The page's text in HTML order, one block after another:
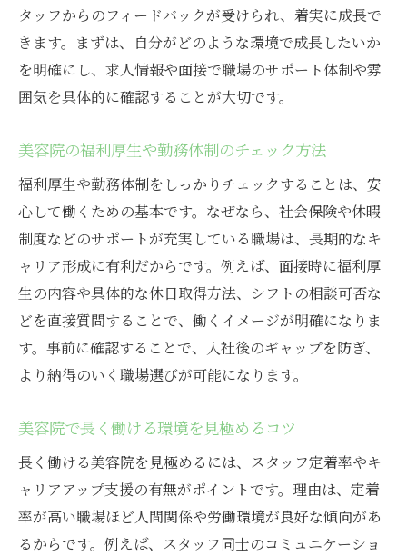
タッフからのフィードバックが受けられ、着実に成長で
きます。まずは、自分がどのような環境で成長したいか
を明確にし、求人情報や面接で職場のサポート体制や雰
囲気を具体的に確認することが大切です。
美容院の福利厚生や勤務体制のチェック方法
福利厚生や勤務体制をしっかりチェックすることは、安
心して働くための基本です。なぜなら、社会保険や休暇
制度などのサポートが充実している職場は、長期的なキ
ャリア形成に有利だからです。例えば、面接時に福利厚
生の内容や具体的な休日取得方法、シフトの相談可否な
どを直接質問することで、働くイメージが明確になりま
す。事前に確認することで、入社後のギャップを防ぎ、
より納得のいく職場選びが可能になります。
美容院で長く働ける環境を見極めるコツ
長く働ける美容院を見極めるには、スタッフ定着率やキ
ャリアアップ支援の有無がポイントです。理由は、定着
率が高い職場ほど人間関係や労働環境が良好な傾向があ
るからです。例えば、スタッフ同士のコミュニケーショ